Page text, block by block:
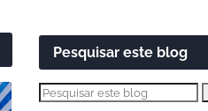
Pesquisar este blog